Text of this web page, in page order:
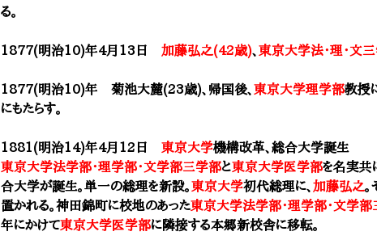
る。
1877(明治10)年4月13日 加藤弘之(42歳)、 東京大学法・理・文
1877(明治10)年 菊池大麓(23歳)、帰国後、 東京大学理学部教授
にもたらす。
1881(明治14)年4月12日 東京大学機構改革、総合大学誕生
東京大学法学部・理学部・文学部三学部と東京大学医学部を名実共
合大学が誕生。単一の総理を新設。東京大学初代総理に、 加藤弘之
置かれる。神田錦町に校地のあった東京大学法学部・理学部・文学
年にかけて東京大学医学部に隣接する本郷新校舎に移転。